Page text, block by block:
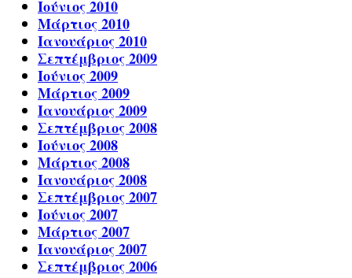
Ιούνιος 2010
Μάρτιος 2010
Ιανουάριος 2010
Σεπτέμβριος 2009
Ιούνιος 2009
Μάρτιος 2009
Ιανουάριος 2009
Σεπτέμβριος 2008
Ιούνιος 2008
Μάρτιος 2008
Ιανουάριος 2008
Σεπτέμβριος 2007
Ιούνιος 2007
Μάρτιος 2007
Ιανουάριος 2007
Σεπτέμβριος 2006